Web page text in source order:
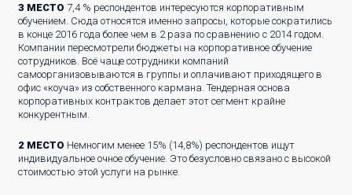
3 МЕСТО 7,4 % респондентов интересуются корпоративным
обучением. Сюда относятся именно запросы, которые сократились
в конце 2016 года более чем в 2 раза по сравнению с 2014 годом.
Компании пересмотрели бюджеты на корпоративное обучение
сотрудников. Всё чаще сотрудники компаний
самоорганизовываются в группы и оплачивают приходящего в
офис «коуча» из собственного кармана. Тендерная основа
корпоративных контрактов делает этот сегмент крайне
конкурентным.
2 МЕСТО Немногим менее 15% (14,8%) респондентов ищут
индивидуальное очное обучение. Это безусловно связано с высокой
стоимостью этой услуги на рынке.